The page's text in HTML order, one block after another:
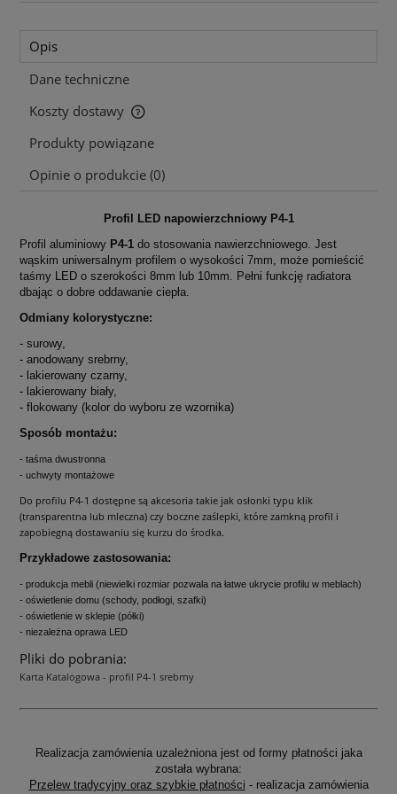
Opis
Dane techniczne
Koszty dostawy
Cena nie zawiera ewentualnych kosztów płatności
Produkty powiązane
Opinie o produkcie (0)
Profil LED napowierzchniowy P4-1
Profil aluminiowy P4-1 do stosowania nawierzchniowego. Jest
wąskim uniwersalnym profilem o wysokości 7mm, może pomieścić
taśmy LED o szerokości 8mm lub 10mm. Pełni funkcję radiatora
dbając o dobre oddawanie ciepła.
Odmiany kolorystyczne:
- surowy,
- anodowany srebrny,
- lakierowany czarny,
- lakierowany biały,
- flokowany (kolor do wyboru ze wzornika)
Sposób montażu:
- taśma dwustronna
- uchwyty montażowe
Do profilu P4-1 dostępne są akcesoria takie jak osłonki typu klik
(transparentna lub mleczna) czy boczne zaślepki, które zamkną profil i
zapobiegną dostawaniu się kurzu do środka.
Przykładowe zastosowania:
- produkcja mebli (niewielki rozmiar pozwala na łatwe ukrycie profilu w meblach)
- oświetlenie domu (schody, podłogi, szafki)
- oświetlenie w sklepie (półki)
- niezależna oprawa LED
Pliki do pobrania:
Karta Katalogowa - profil P4-1 srebrny
Realizacja zamówienia uzależniona jest od formy płatności jaka
została wybrana:
Przelew tradycyjny oraz szybkie płatności - realizacja zamówienia